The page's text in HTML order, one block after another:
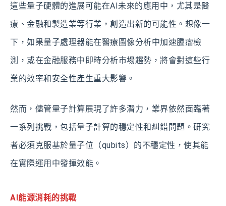
這些量子硬體的進展可能在AI未來的應用中，尤其是醫
療、金融和製造業等行業，創造出新的可能性。想像一
下，如果量子處理器能在醫療圖像分析中加速腫瘤檢
測，或在金融服務中即時分析市場趨勢，將會對這些行
業的效率和安全性產生重大影響。
然而，儘管量子計算展現了許多潛力，業界依然面臨著
一系列挑戰，包括量子計算的穩定性和糾錯問題。研究
者必須克服基於量子位（qubits）的不穩定性，使其能
在實際運用中發揮效能。
AI能源消耗的挑戰